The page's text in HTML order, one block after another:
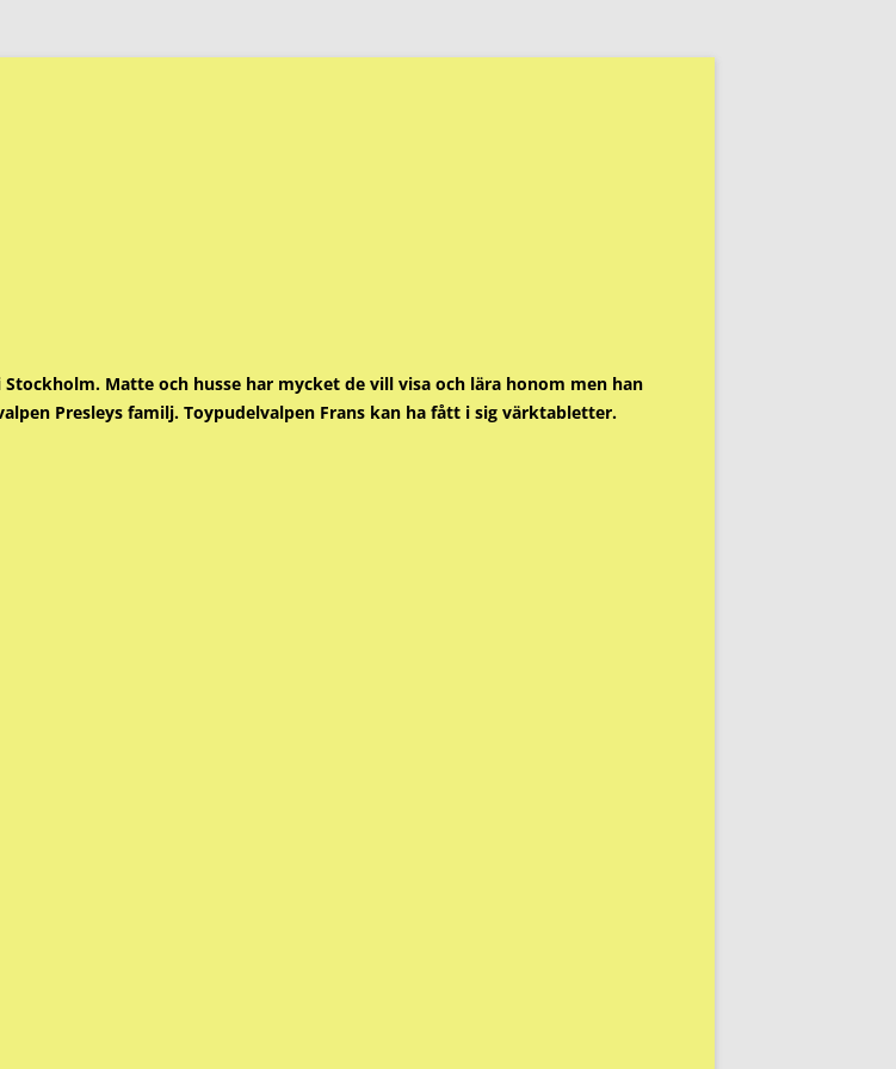
Matte och husse har mycket de vill visa och lära honom men han
Presleys familj. Toypudelvalpen Frans kan ha fått i sig värktabletter.